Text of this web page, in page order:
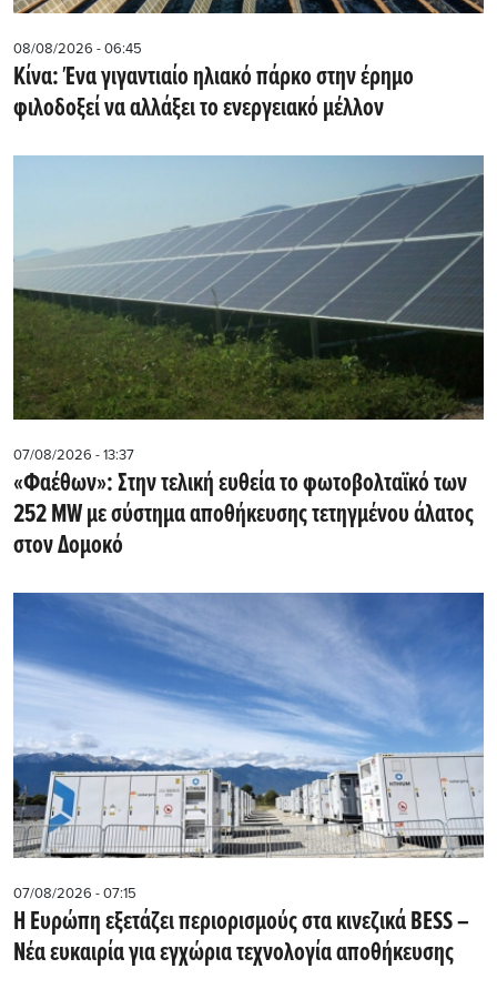
08/08/2026 - 06:45
Κίνα: Ένα γιγαντιαίο ηλιακό πάρκο στην έρημο
φιλοδοξεί να αλλάξει το ενεργειακό μέλλον
07/08/2026 - 13:37
«Φαέθων»: Στην τελική ευθεία το φωτοβολταϊκό των
252 MW με σύστημα αποθήκευσης τετηγμένου άλατος
στον Δομοκό
07/08/2026 - 07:15
Η Ευρώπη εξετάζει περιορισμούς στα κινεζικά BESS –
Νέα ευκαιρία για εγχώρια τεχνολογία αποθήκευσης